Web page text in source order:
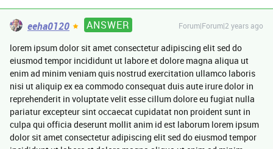
eeha0120 ANSWER Forum|Forum|2 years ago
lorem ipsum dolor sit amet consectetur adipiscing elit sed do
eiusmod tempor incididunt ut labore et dolore magna aliqua ut
enim ad minim veniam quis nostrud exercitation ullamco laboris
nisi ut aliquip ex ea commodo consequat duis aute irure dolor in
reprehenderit in voluptate velit esse cillum dolore eu fugiat nulla
pariatur excepteur sint occaecat cupidatat non proident sunt in
culpa qui officia deserunt mollit anim id est laborum lorem ipsum
dolor sit amet consectetur adipiscing elit sed do eiusmod tempor